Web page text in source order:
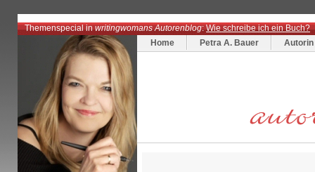
Themenspecial inwritingwomans Autorenblog:Wie schreibe ich ein Buch?
Home
Petra A. Bauer Autorin